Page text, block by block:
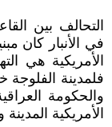
التحالف بين
في الأنبار كان
الأمريكية هي
فلمدينة الفلوجة
والحكومة
الأمريكية المدينة